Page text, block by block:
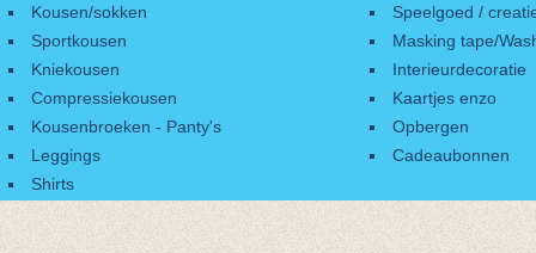
Kousen/sokken
Sportkousen
Kniekousen
Compressiekousen
Kousenbroeken - Panty's
Leggings
Shirts
Speelgoed /
Masking tape/
Interieurdecoratie
Kaartjes enzo
Opbergen
Cadeaubonnen